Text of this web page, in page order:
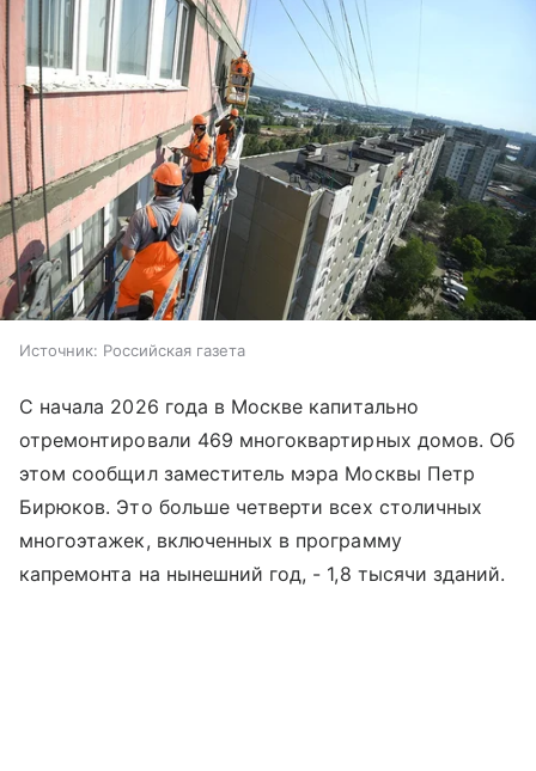
Источник: Российская газета
С начала 2026 года в Москве капитально
отремонтировали 469 многоквартирных домов. Об
этом сообщил заместитель мэра Москвы Петр
Бирюков. Это больше четверти всех столичных
многоэтажек, включенных в программу
капремонта на нынешний год, - 1,8 тысячи зданий.